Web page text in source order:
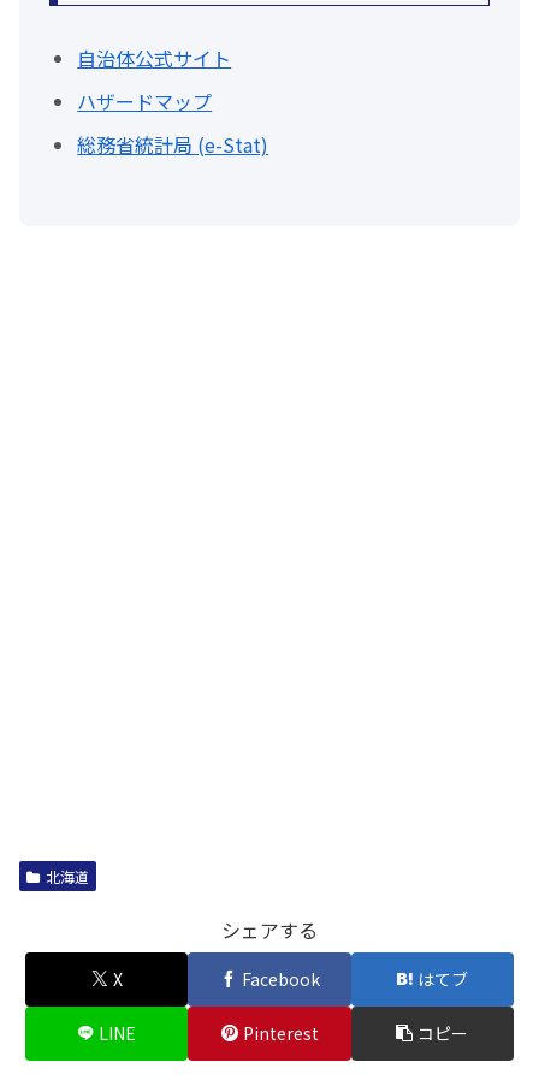
自治体公式サイト
ハザードマップ
総務省統計局 (e-Stat)
北海道
シェアする
X Facebook はてブ
LINE Pinterest コピー